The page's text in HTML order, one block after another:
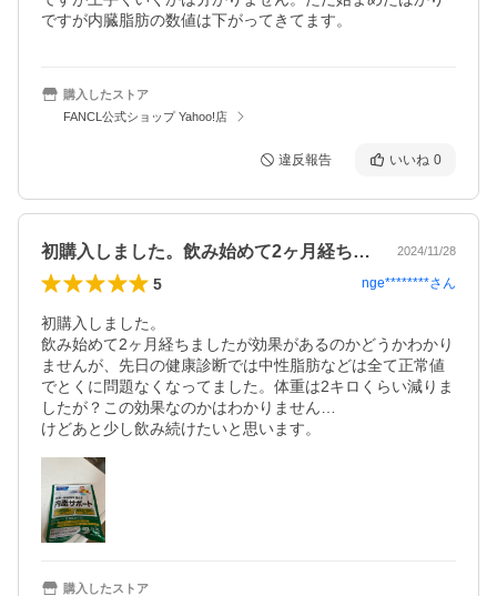
ですが内臓脂肪の数値は下がってきてます。
購入したストア
FANCL公式ショップ Yahoo!店
違反報告 いいね 0
初購入しました。飲み始めて2ヶ月経ちま… 2024/11/28
5 nge********さん
初購入しました。
飲み始めて2ヶ月経ちましたが効果があるのかどうかわかり
ませんが、先日の健康診断では中性脂肪などは全て正常値
でとくに問題なくなってました。体重は2キロくらい減りま
したが？この効果なのかはわかりません…
けどあと少し飲み続けたいと思います。
購入したストア